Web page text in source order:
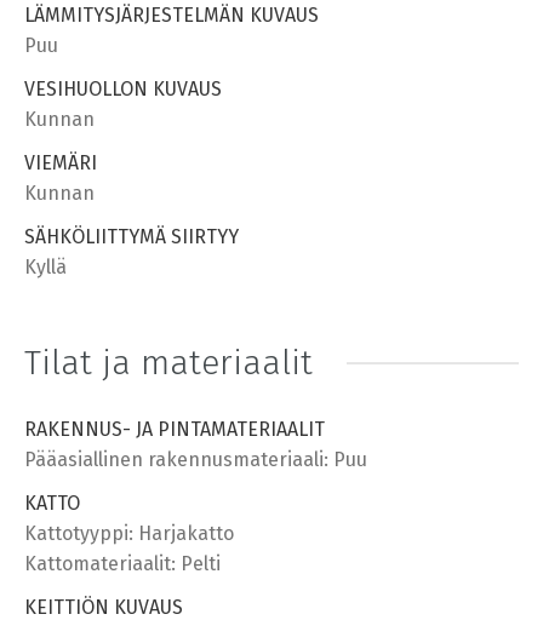
LÄMMITYSJÄRJESTELMÄN KUVAUS
Puu
VESIHUOLLON KUVAUS
Kunnan
VIEMÄRI
Kunnan
SÄHKÖLIITTYMÄ SIIRTYY
Kyllä
Tilat ja materiaalit
RAKENNUS- JA PINTAMATERIAALIT
Pääasiallinen rakennusmateriaali: Puu
KATTO
Kattotyyppi: Harjakatto
Kattomateriaalit: Pelti
KEITTIÖN KUVAUS